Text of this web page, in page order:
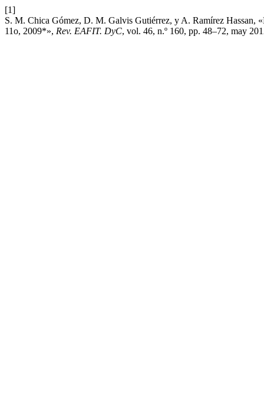
[1]
S. M. Chica Gómez, D. M. Galvis Gutiérrez, y A. Ramírez Hassan,
11o, 2009*», Rev. EAFIT. DyC, vol. 46, n.º 160, pp. 48–72, may